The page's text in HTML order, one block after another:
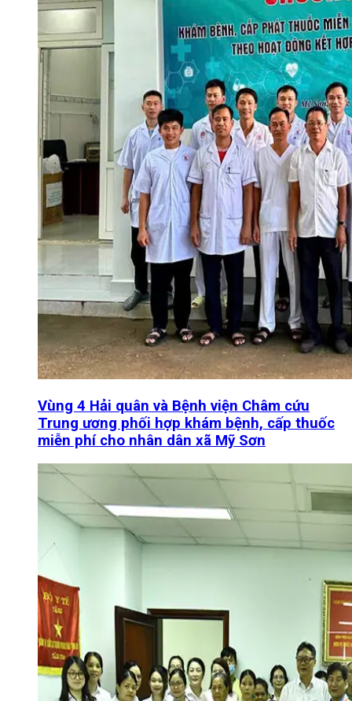
Vùng 4 Hải quân và Bệnh viện Châm cứu
Trung ương phối hợp khám bệnh, cấp thuốc
miễn phí cho nhân dân xã Mỹ Sơn